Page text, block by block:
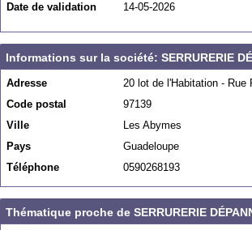
Date de validation
14-05-2026
Informations sur la société: SERRURERIE
Adresse
20 lot de l'Habitation - Rue
Code postal
97139
Ville
Les Abymes
Pays
Guadeloupe
Téléphone
0590268193
Thématique proche de SERRURERIE